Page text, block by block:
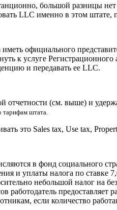
большой разницы
LLC именно в этом штате,
официального
к услуге
и передавать ее LLC.
отчетности (см. выше) и
штата.
это Sales tax, Use tax,
в фонд социального
и уплаты налога по ставке
небольшой налог на
работодатель
если количество